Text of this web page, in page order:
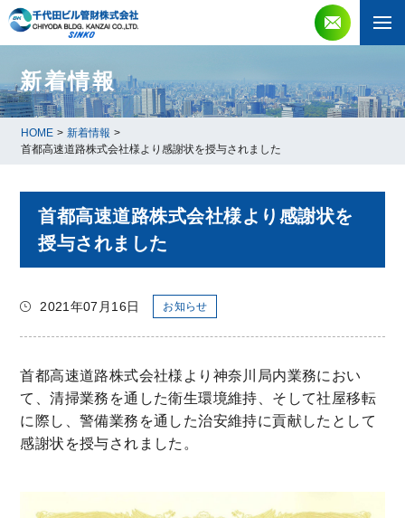
新着情報
HOME > 新着情報 >
首都高速道路株式会社様より感謝状を授与されました
首都高速道路株式会社様より感謝状を
授与されました
2021年07月16日 お知らせ
首都高速道路株式会社様より神奈川局内業務におい
て、清掃業務を通した衛生環境維持、そして社屋移転
に際し、警備業務を通した治安維持に貢献したとして
感謝状を授与されました。